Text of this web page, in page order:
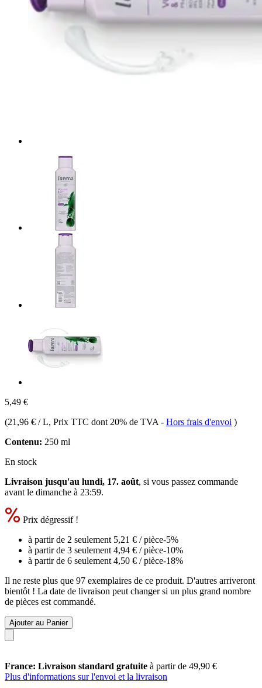
5,49 €
(21,96 € / L, Prix TTC dont 20% de TVA - Hors frais d'envoi )
Contenu: 250 ml
En stock
Livraison jusqu'au lundi, 17. août, si vous passez commande
avant le dimanche à 23:59.
Prix dégressif !
à partir de 2 seulement 5,21 € / pièce-5%
à partir de 3 seulement 4,94 € / pièce-10%
à partir de 6 seulement 4,50 € / pièce-18%
Il ne reste plus que 97 exemplaires de ce produit. D'autres arriveront
bientôt ! La date de livraison peut changer si un plus grand nombre
de pièces est commandé.
Ajouter au Panier
France: Livraison standard gratuite à partir de 49,90 €
Plus d'informations sur l'envoi et la livraison